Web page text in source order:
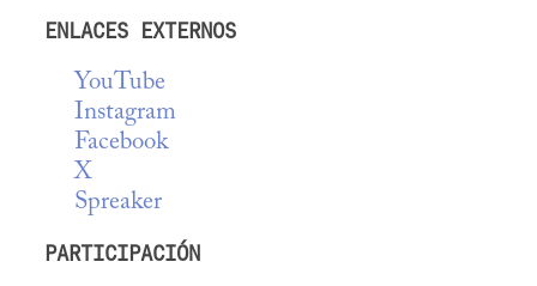
ENLACES EXTERNOS
YouTube
Instagram
Facebook
X
Spreaker
PARTICIPACIÓN